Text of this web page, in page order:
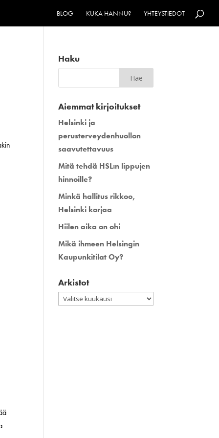
BLOG KUKA HANNU? YHTEYSTIEDOT
Haku
Aiemmat kirjoitukset
Helsinki ja
perusterveydenhuollon
saavutettavuus
Mitä tehdä HSL:n lippujen
hinnoille?
Minkä hallitus rikkoo,
Helsinki korjaa
Hiilen aika on ohi
Mikä ihmeen Helsingin
Kaupunkitilat Oy?
Arkistot
Arkistot